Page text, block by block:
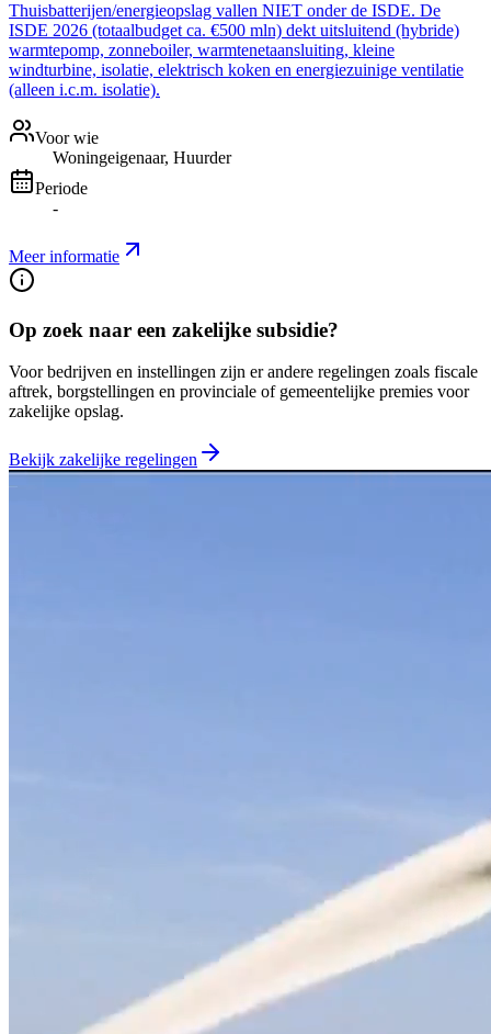
Thuisbatterijen/energieopslag vallen NIET onder de ISDE. De
ISDE 2026 (totaalbudget ca. €500 mln) dekt uitsluitend (hybride)
warmtepomp, zonneboiler, warmtenetaansluiting, kleine
windturbine, isolatie, elektrisch koken en energiezuinige ventilatie
(alleen i.c.m. isolatie).
Voor wie
Woningeigenaar, Huurder
Periode
-
Meer informatie
Op zoek naar een zakelijke subsidie?
Voor bedrijven en instellingen zijn er andere regelingen zoals fiscale
aftrek, borgstellingen en provinciale of gemeentelijke premies voor
zakelijke opslag.
Bekijk zakelijke regelingen